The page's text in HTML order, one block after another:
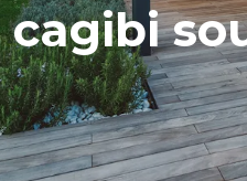
cagibi